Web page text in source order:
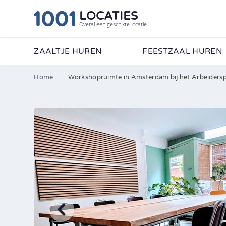
LOCATIES
Overal een geschikte locatie
ZAALTJE HUREN FEESTZAAL HUREN
Home Workshopruimte in Amsterdam bij het
Bedrijfsnaam
E-mailadres